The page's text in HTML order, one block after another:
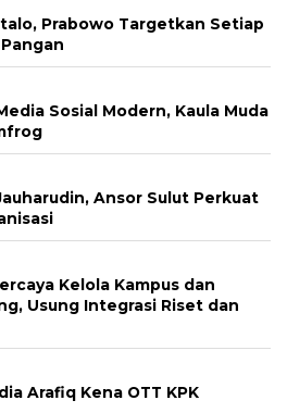
Prabowo Targetkan Setiap
Sosial Modern, Kaula Muda
Ansor Sulut Perkuat
Kelola Kampus dan
Usung Integrasi Riset dan
Arafiq Kena OTT KPK